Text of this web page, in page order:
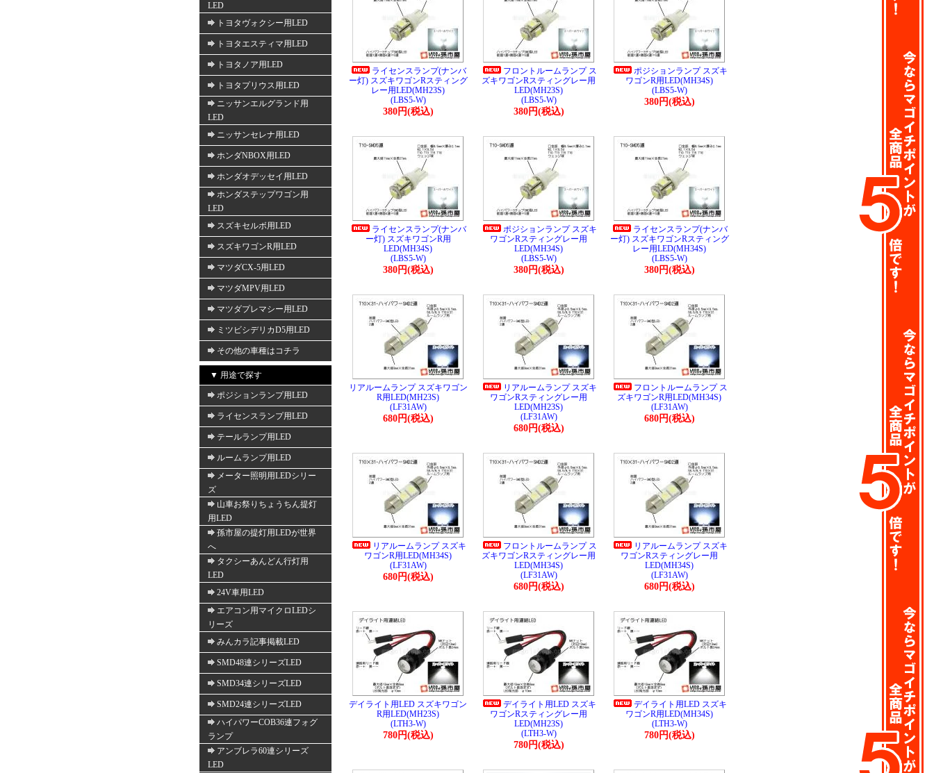
LED
トヨタヴォクシー用LED
トヨタエスティマ用LED
トヨタノア用LED
トヨタプリウス用LED
ニッサンエルグランド用
LED
ニッサンセレナ用LED
ホンダNBOX用LED
ホンダオデッセイ用LED
ホンダステップワゴン用
LED
スズキセルボ用LED
スズキワゴンR用LED
マツダCX-5用LED
マツダMPV用LED
マツダプレマシー用LED
ミツビシデリカD5用LED
その他の車種はコチラ
▼ 用途で探す
ポジションランプ用LED
ライセンスランプ用LED
テールランプ用LED
ルームランプ用LED
メーター照明用LEDシリー
ズ
山車お祭りちょうちん提灯
用LED
孫市屋の提灯用LEDが世界
へ
タクシーあんどん行灯用
LED
24V車用LED
エアコン用マイクロLEDシ
リーズ
みんカラ記事掲載LED
SMD48連シリーズLED
SMD34連シリーズLED
SMD24連シリーズLED
ハイパワーCOB36連フォグ
ランプ
アンブレラ60連シリーズ
LED
ライセンスランプ(ナンバ
ー灯) スズキワゴンRスティング
レー用LED(MH23S)
(LBS5-W)
380円(税込)
フロントルームランプ ス
ズキワゴンRスティングレー用
LED(MH23S)
(LBS5-W)
380円(税込)
ポジションランプ スズキ
ワゴンR用LED(MH34S)
(LBS5-W)
380円(税込)
ライセンスランプ(ナンバ
ー灯) スズキワゴンR用
LED(MH34S)
(LBS5-W)
380円(税込)
ポジションランプ スズキ
ワゴンRスティングレー用
LED(MH34S)
(LBS5-W)
380円(税込)
ライセンスランプ(ナンバ
ー灯) スズキワゴンRスティング
レー用LED(MH34S)
(LBS5-W)
380円(税込)
リアルームランプ スズキワゴン
R用LED(MH23S)
(LF31AW)
680円(税込)
リアルームランプ スズキ
ワゴンRスティングレー用
LED(MH23S)
(LF31AW)
680円(税込)
フロントルームランプ ス
ズキワゴンR用LED(MH34S)
(LF31AW)
680円(税込)
リアルームランプ スズキ
ワゴンR用LED(MH34S)
(LF31AW)
680円(税込)
フロントルームランプ ス
ズキワゴンRスティングレー用
LED(MH34S)
(LF31AW)
680円(税込)
リアルームランプ スズキ
ワゴンRスティングレー用
LED(MH34S)
(LF31AW)
680円(税込)
デイライト用LED スズキワゴン
R用LED(MH23S)
(LTH3-W)
780円(税込)
デイライト用LED スズキ
ワゴンRスティングレー用
LED(MH23S)
(LTH3-W)
780円(税込)
デイライト用LED スズキ
ワゴンR用LED(MH34S)
(LTH3-W)
780円(税込)